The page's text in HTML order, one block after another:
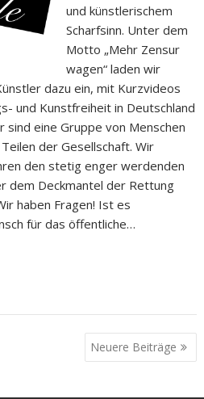
und künstlerischem
Scharfsinn. Unter dem
Motto „Mehr Zensur
wagen“ laden wir
dazu ein, mit Kurzvideos
und Kunstfreiheit in Deutschland
sind eine Gruppe von Menschen
der Gesellschaft. Wir
den stetig enger werdenden
dem Deckmantel der Rettung
haben Fragen! Ist es
für das öffentliche…
Neuere Beiträge